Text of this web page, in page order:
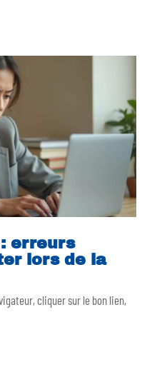
erreurs
lors de la
cliquer sur le bon lien,